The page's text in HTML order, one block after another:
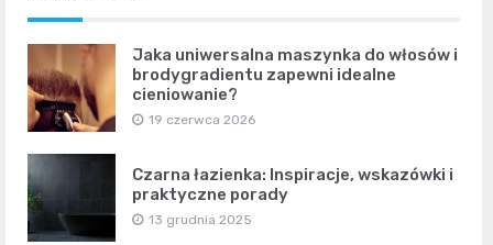
Jaka uniwersalna maszynka do włosów i
brodygradientu zapewni idealne
cieniowanie?
19 czerwca 2026
Czarna łazienka: Inspiracje, wskazówki i
praktyczne porady
13 grudnia 2025